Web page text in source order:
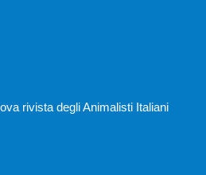
rivista degli Animalisti Italiani